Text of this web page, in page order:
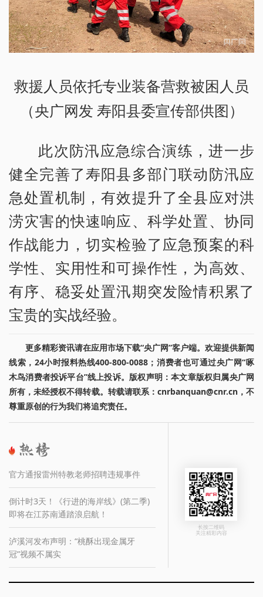
救援人员依托专业装备营救被困人员
（央广网发 寿阳县委宣传部供图）
此次防汛应急综合演练，进一步
健全完善了寿阳县多部门联动防汛应
急处置机制，有效提升了全县应对洪
涝灾害的快速响应、科学处置、协同
作战能力，切实检验了应急预案的科
学性、实用性和可操作性，为高效、
有序、稳妥处置汛期突发险情积累了
宝贵的实战经验。
更多精彩资讯请在应用市场下载“央广网”客户端。欢迎提供新闻
线索，24小时报料热线400-800-0088；消费者也可通过央广网“啄
木鸟消费者投诉平台”线上投诉。版权声明：本文章版权归属央广网
所有，未经授权不得转载。转载请联系：cnrbanquan@cnr.cn，不
尊重原创的行为我们将追究责任。
官方通报雷州特教老师招聘违规事件
倒计时3天！《行进的海岸线》(第二季)
即将在江苏南通踏浪启航！
泸溪河发布声明：“桃酥出现金属牙
冠”视频不属实
长按二维码
关注精彩内容